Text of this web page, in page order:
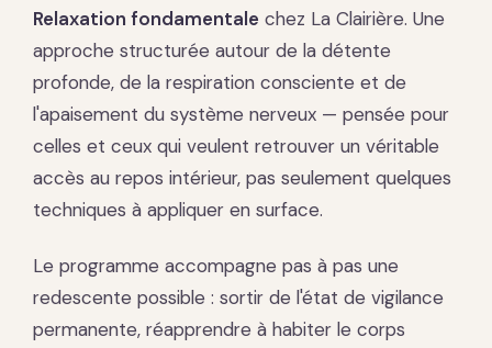
Relaxation fondamentale chez La Clairière. Une
approche structurée autour de la détente
profonde, de la respiration consciente et de
l'apaisement du système nerveux — pensée pour
celles et ceux qui veulent retrouver un véritable
accès au repos intérieur, pas seulement quelques
techniques à appliquer en surface.
Le programme accompagne pas à pas une
redescente possible : sortir de l'état de vigilance
permanente, réapprendre à habiter le corps